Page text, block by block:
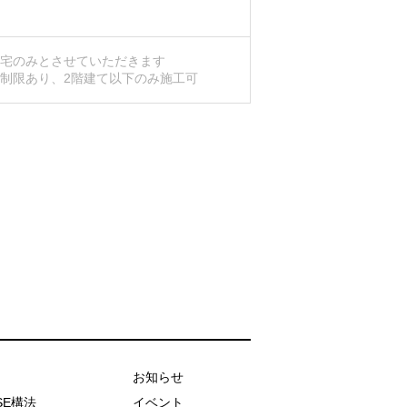
のみとさせていただきます
限あり、2階建て以下のみ施工可
構法
お知らせ
イベント